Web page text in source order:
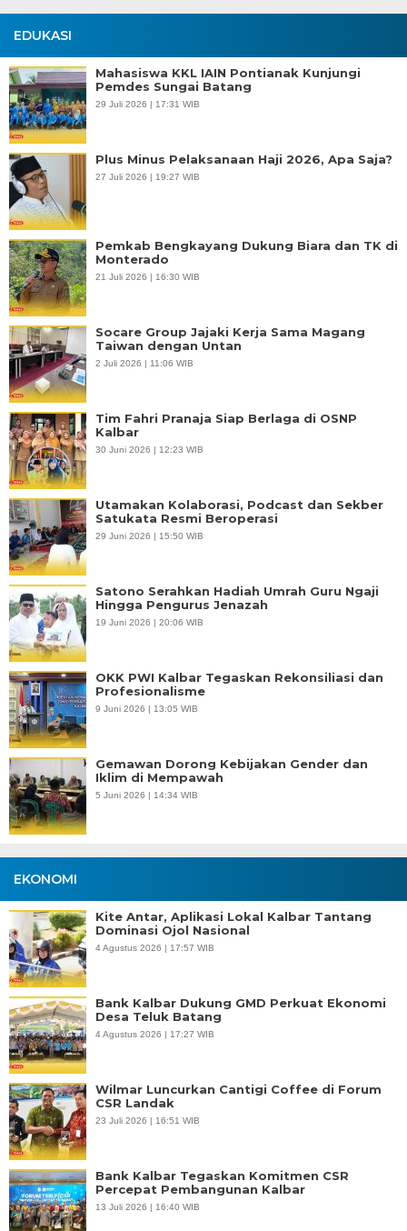
EDUKASI
Mahasiswa KKL IAIN Pontianak Kunjungi
Pemdes Sungai Batang
29 Juli 2026 | 17:31 WIB
Plus Minus Pelaksanaan Haji 2026, Apa Saja?
27 Juli 2026 | 19:27 WIB
Pemkab Bengkayang Dukung Biara dan TK di
Monterado
21 Juli 2026 | 16:30 WIB
Socare Group Jajaki Kerja Sama Magang
Taiwan dengan Untan
2 Juli 2026 | 11:06 WIB
Tim Fahri Pranaja Siap Berlaga di OSNP
Kalbar
30 Juni 2026 | 12:23 WIB
Utamakan Kolaborasi, Podcast dan Sekber
Satukata Resmi Beroperasi
29 Juni 2026 | 15:50 WIB
Satono Serahkan Hadiah Umrah Guru Ngaji
Hingga Pengurus Jenazah
19 Juni 2026 | 20:06 WIB
OKK PWI Kalbar Tegaskan Rekonsiliasi dan
Profesionalisme
9 Juni 2026 | 13:05 WIB
Gemawan Dorong Kebijakan Gender dan
Iklim di Mempawah
5 Juni 2026 | 14:34 WIB
EKONOMI
Kite Antar, Aplikasi Lokal Kalbar Tantang
Dominasi Ojol Nasional
4 Agustus 2026 | 17:57 WIB
Bank Kalbar Dukung GMD Perkuat Ekonomi
Desa Teluk Batang
4 Agustus 2026 | 17:27 WIB
Wilmar Luncurkan Cantigi Coffee di Forum
CSR Landak
23 Juli 2026 | 16:51 WIB
Bank Kalbar Tegaskan Komitmen CSR
Percepat Pembangunan Kalbar
13 Juli 2026 | 16:40 WIB